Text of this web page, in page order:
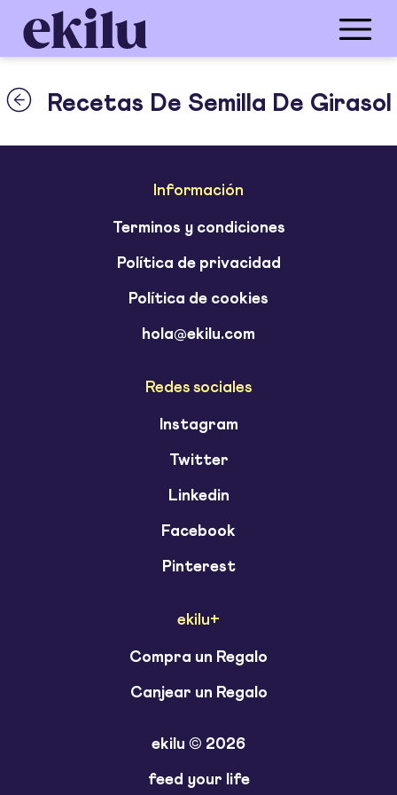
Recetas De Semilla De Girasol
Información
Terminos y condiciones
Política de privacidad
Política de cookies
hola@ekilu.com
Redes sociales
Instagram
Twitter
Linkedin
Facebook
Pinterest
ekilu+
Compra un Regalo
Canjear un Regalo
ekilu © 2026
feed your life